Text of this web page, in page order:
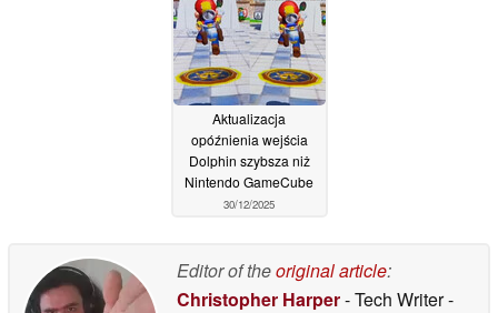
Aktualizacja
opóźnienia wejścia
Dolphin szybsza niż
Nintendo GameCube
30/12/2025
Editor of theoriginal article:
Christopher Harper- Tech Writer-